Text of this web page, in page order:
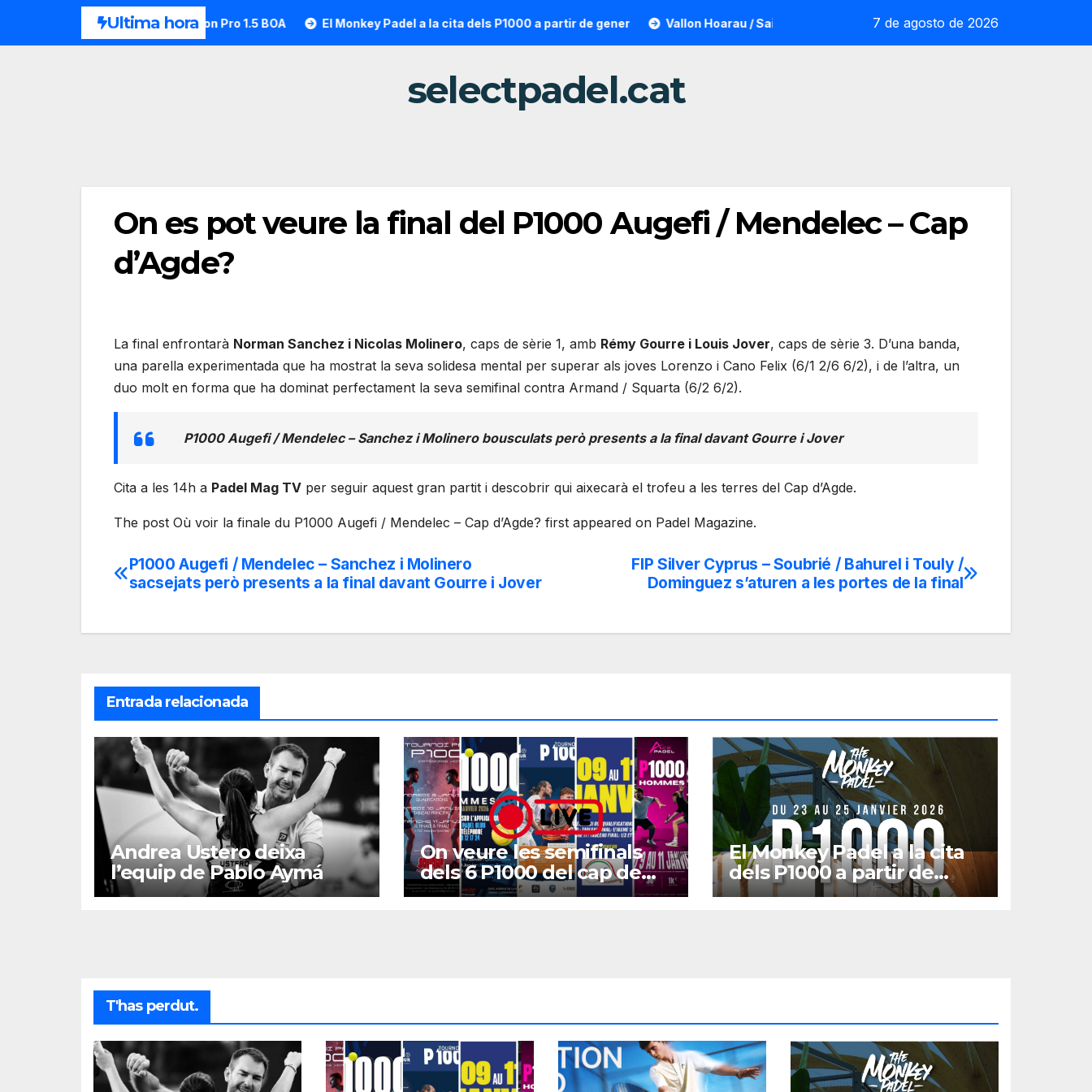
Ultima hora
HEAD desvela la Motion Pro 1.5 BOA El Monkey Padel a la cita dels P1000 a partir de gener Vallon Hoarau / Saintot: la sorpresa reoliana que desafia la cap de sèrie 1
7 de agosto de 2026
selectpadel.cat
On es pot veure la final del P1000 Augefi / Mendelec – Cap
d’Agde?
La final enfrontarà Norman Sanchez i Nicolas Molinero, caps de sèrie 1, amb Rémy Gourre i Louis Jover, caps de sèrie 3. D’una banda,
una parella experimentada que ha mostrat la seva solidesa mental per superar als joves Lorenzo i Cano Felix (6/1 2/6 6/2), i de l’altra, un
duo molt en forma que ha dominat perfectament la seva semifinal contra Armand / Squarta (6/2 6/2).
P1000 Augefi / Mendelec – Sanchez i Molinero bousculats però presents a la final davant Gourre i Jover
Cita a les 14h a Padel Mag TV per seguir aquest gran partit i descobrir qui aixecarà el trofeu a les terres del Cap d’Agde.
The post Où voir la finale du P1000 Augefi / Mendelec – Cap d’Agde? first appeared on Padel Magazine.
Navegación
entradas
FIP Silver Cyprus – Soubrié / Bahurel i Touly /
Dominguez s’aturen a les portes de la final
P1000 Augefi / Mendelec – Sanchez i Molinero
sacsejats però presents a la final davant Gourre i Jover
Entrada relacionada
Andrea Ustero deixa
l’equip de Pablo Aymá
On veure les semifinals
dels 6 P1000 del cap de
setmana?
El Monkey Padel a la cita
dels P1000 a partir de
gener
T'has perdut.